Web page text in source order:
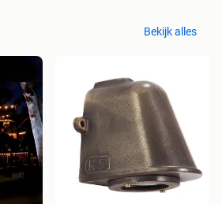
Bekijk alles